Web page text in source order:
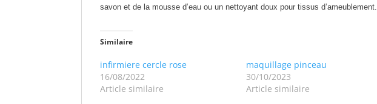
savon et de la mousse d’eau ou un nettoyant doux pour tissus d’ameublement.
Similaire
infirmiere cercle rose
16/08/2022
Article similaire
maquillage pinceau
30/10/2023
Article similaire